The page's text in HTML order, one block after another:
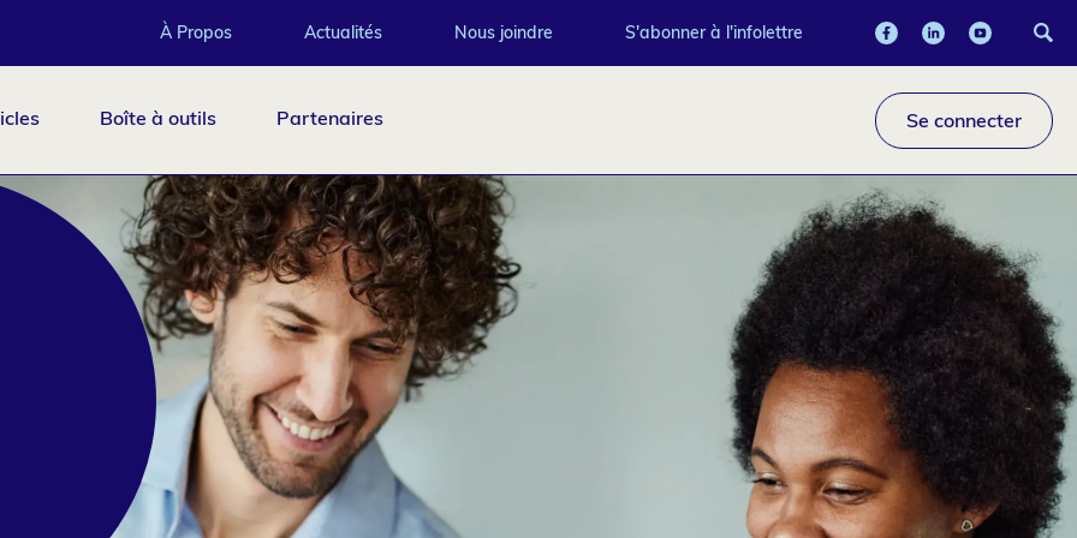
À Propos Actualités Nous joindre S'abonner à l'infolettre
Boîte à outils Partenaires Se connecter